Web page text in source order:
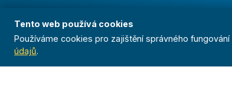
Tento web používá cookies
Používáme cookies pro zajištění správného
údajů.